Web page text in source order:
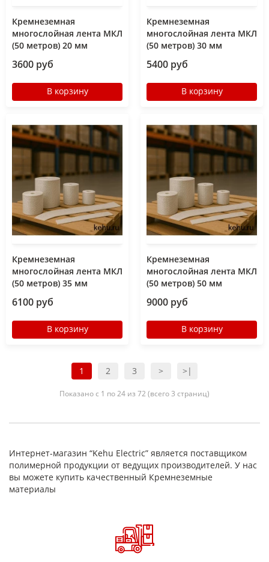
Кремнеземная
многослойная лента МКЛ
(50 метров) 20 мм
3600 руб
В корзину
Кремнеземная
многослойная лента МКЛ
(50 метров) 30 мм
5400 руб
В корзину
Кремнеземная
многослойная лента МКЛ
(50 метров) 35 мм
6100 руб
В корзину
Кремнеземная
многослойная лента МКЛ
(50 метров) 50 мм
9000 руб
В корзину
1 2 3 > >|
Показано с 1 по 24 из 72 (всего 3 страниц)
Интернет-магазин “Kehu Electric” является поставщиком
полимерной продукции от ведущих производителей. У нас
вы можете купить качественный Кремнеземные
материалы